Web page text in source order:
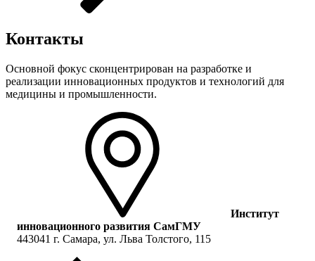
Контакты
Основной фокус сконцентрирован на разработке и
реализации инновационных продуктов и технологий для
медицины и промышленности.
Институт
инновационного развития СамГМУ
443041 г. Самара, ул. Льва Толстого, 115